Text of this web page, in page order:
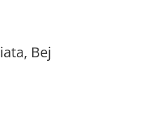
Bej